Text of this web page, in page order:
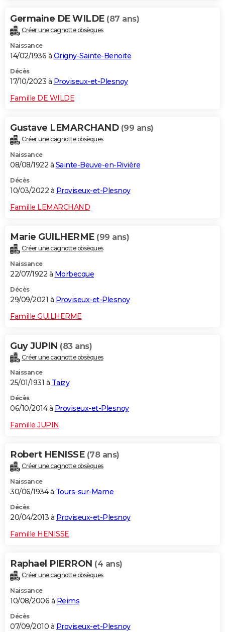
Carte de Noël
Carte Bonne année
Carte Saint-Valentin
Carte Pâques
Carte d'anniversaire
DICTIONNAIRE
PROGRAMME TV
COPAINS D'AVANT
S'inscrire
Se connecter
Lycées
Collèges
Primaires
Universités
Entreprises
Service militaire
Avis de recherche
AVIS DE DÉCÈS
FORUM
Germaine DE WILDE (87 ans)
Créer une cagnotte obsèques
Naissance
14/02/1936 à Origny-Sainte-Benoite
Décès
17/10/2023 à Proviseux-et-Plesnoy
Famille DE WILDE
Gustave LEMARCHAND (99 ans)
Créer une cagnotte obsèques
Naissance
08/08/1922 à Sainte-Beuve-en-Rivière
Décès
10/03/2022 à Proviseux-et-Plesnoy
Famille LEMARCHAND
Marie GUILHERME (99 ans)
Créer une cagnotte obsèques
Naissance
22/07/1922 à Morbecque
Décès
29/09/2021 à Proviseux-et-Plesnoy
Famille GUILHERME
Guy JUPIN (83 ans)
Créer une cagnotte obsèques
Naissance
25/01/1931 à Taizy
Décès
06/10/2014 à Proviseux-et-Plesnoy
Famille JUPIN
Robert HENISSE (78 ans)
Créer une cagnotte obsèques
Naissance
30/06/1934 à Tours-sur-Marne
Décès
20/04/2013 à Proviseux-et-Plesnoy
Famille HENISSE
Raphael PIERRON (4 ans)
Créer une cagnotte obsèques
Naissance
10/08/2006 à Reims
Décès
07/09/2010 à Proviseux-et-Plesnoy